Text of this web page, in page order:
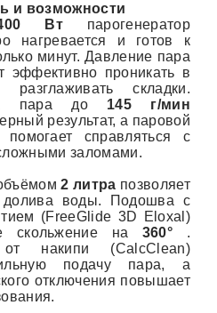
и возможности
Втпарогенератор
нагревается и готов к
минут. Давление пара
эффективно проникать в
складки.
пара до 145 г/мин
результат, а паровой
помогает справляться с
заломами.
2 литра позволяет
долива воды. Подошва с
(FreeGlide 3D Eloxal)
скольжение на 360° .
накипи (CalcClean)
подачу пара, а
отключения повышает